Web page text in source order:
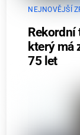
NEJNOVĚJŠÍ
Rekordní
který má
75 let